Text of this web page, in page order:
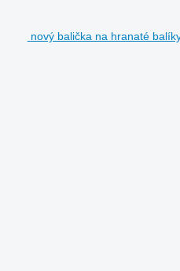
nový balička na hranaté